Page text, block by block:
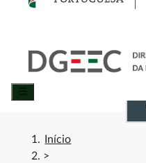
Início
>